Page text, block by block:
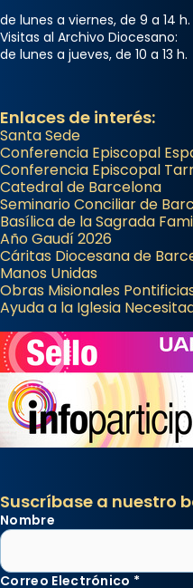
de lunes a viernes, de 9 a 14 h.
Visitas al Archivo Diocesano:
de lunes a jueves, de 10 a 13 h.
Enlaces de interés:
Santa Sede
Conferencia Episcopal
Conferencia Episcopal
Catedral de Barcelona
Seminario Conciliar de
Basílica de la Sagrada
Año Gaudí 2026
Cáritas Diocesana de
Manos Unidas
Obras Misionales
Ayuda a la Iglesia
Suscríbase a nuestro
Nombre
Correo Electrónico *